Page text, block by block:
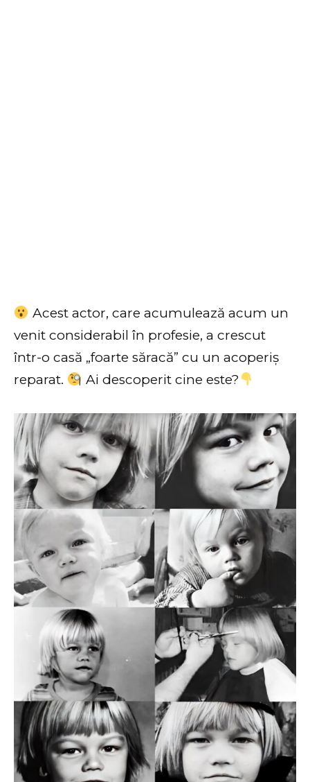
Acest actor, care acumulează acum un
venit considerabil în profesie, a crescut
într-o casă „foarte săracă” cu un acoperiș
reparat.
Ai descoperit cine este?